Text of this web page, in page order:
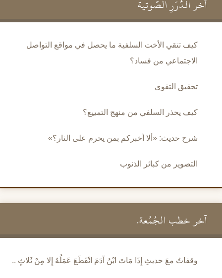
آخر الدُّرَرِ الصَّوتية
كيف تتقي الأخت السلفية ما يحصل في مواقع التواصل
الاجتماعي من فساد؟
تحقيق التقوى
كيف يحذر السلفي من منهج التمييع؟
شرح حديث: «ألا أخبركم بمن يحرم على النار؟»
التصوير من كبائر الذنوب
آخر خطب الجُمُعة.
وقفاتٌ معَ حديثِ إِذَا مَاتَ ابْنُ آدَمَ انْقَطَعَ عَمَلُهُ إِلا مِنْ ثَلاثٍ ..